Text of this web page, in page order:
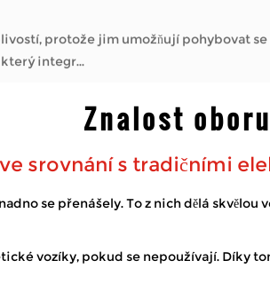
protože jim umožňují pohybovat
design, který integr...
Znalost oboru
srovnání s tradičními
se přenášely. To z nich dělá
vozíky, pokud se nepoužívají. Díky